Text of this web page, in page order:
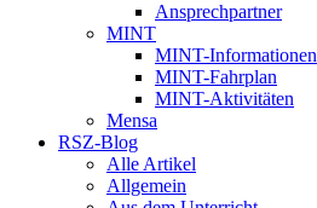
Ansprechpartner
MINT
MINT-Informationen
MINT-Fahrplan
MINT-Aktivitäten
Mensa
RSZ-Blog
Alle Artikel
Allgemein